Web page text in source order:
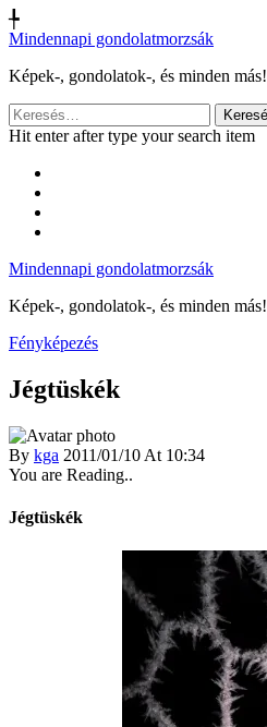
╄
Mindennapi gondolatmorzsák
Képek-, gondolatok-, és minden más!
Keresés:
Hit enter after type your search item
Mindennapi gondolatmorzsák
Képek-, gondolatok-, és minden más!
Fényképezés
Jégtüskék
By kga 2011/01/10 At 10:34
You are Reading..
Jégtüskék